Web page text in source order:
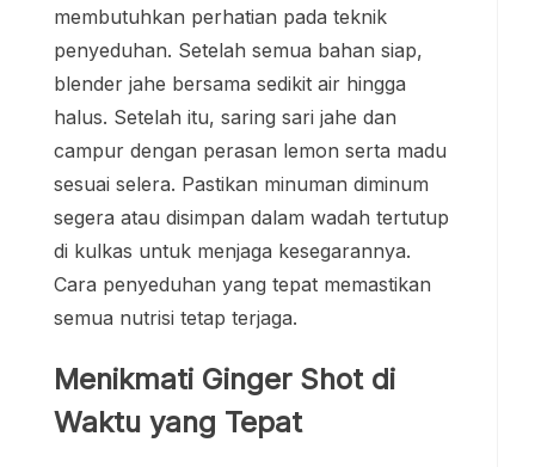
membutuhkan perhatian pada teknik
penyeduhan. Setelah semua bahan siap,
blender jahe bersama sedikit air hingga
halus. Setelah itu, saring sari jahe dan
campur dengan perasan lemon serta madu
sesuai selera. Pastikan minuman diminum
segera atau disimpan dalam wadah tertutup
di kulkas untuk menjaga kesegarannya.
Cara penyeduhan yang tepat memastikan
semua nutrisi tetap terjaga.
Menikmati Ginger Shot di
Waktu yang Tepat